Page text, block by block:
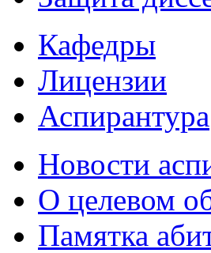
Кафедры
Лицензии
Аспирантура
Новости
О целевом
Памятка